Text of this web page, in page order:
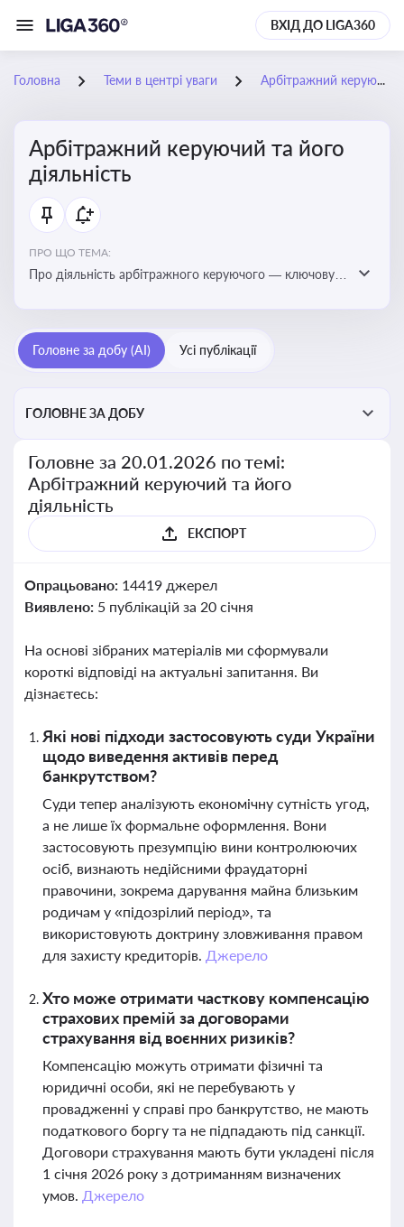
ВХІД ДО LIGA360
Головна Теми в центрі уваги Арбітражний керуючий та його діяльність
Арбітражний керуючий та його
діяльність
ПРО ЩО ТЕМА:
Про діяльність арбітражного керуючого — ключову
Головне за добу (AI) Усі публікації
ГОЛОВНЕ ЗА ДОБУ
Головне за 20.01.2026 по темі:
Арбітражний керуючий та його
діяльність
ЕКСПОРТ
Опрацьовано: 14419 джерел
Виявлено: 5 публікацій за 20 січня
На основі зібраних матеріалів ми сформували
короткі відповіді на актуальні запитання. Ви
дізнаєтесь:
Які нові підходи застосовують суди України
щодо виведення активів перед
банкрутством?
Суди тепер аналізують економічну сутність угод,
а не лише їх формальне оформлення. Вони
застосовують презумпцію вини контролюючих
осіб, визнають недійсними фраудаторні
правочини, зокрема дарування майна близьким
родичам у «підозрілий період», та
використовують доктрину зловживання правом
для захисту кредиторів. Джерело
Хто може отримати часткову компенсацію
страхових премій за договорами
страхування від воєнних ризиків?
Компенсацію можуть отримати фізичні та
юридичні особи, які не перебувають у
провадженні у справі про банкрутство, не мають
податкового боргу та не підпадають під санкції.
Договори страхування мають бути укладені після
1 січня 2026 року з дотриманням визначених
умов. Джерело